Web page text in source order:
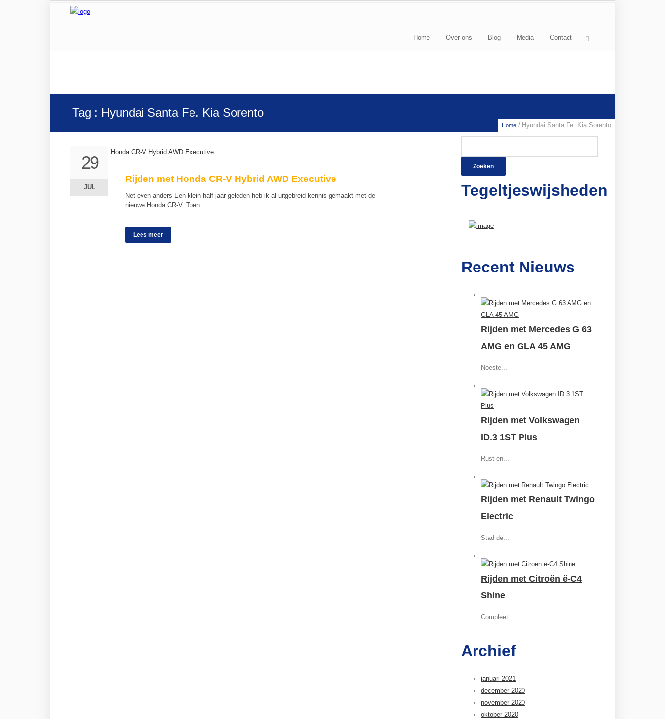
Home Over ons Blog Media Contact
Home / Hyundai Santa Fe. Kia Sorento
Tag : Hyundai Santa Fe. Kia Sorento
Rijden met Honda CR-V Hybrid AWD Executive
Net even anders Een klein half jaar geleden heb ik al uitgebreid kennis gemaakt met de
nieuwe Honda CR-V. Toen…
Lees meer
29
JUL
29
JUL Tegeltjeswijsheden
Recent Nieuws
Rijden met Mercedes G 63
AMG en GLA 45 AMG
Noeste...
Rijden met Volkswagen
ID.3 1ST Plus
Rust en...
Rijden met Renault Twingo
Electric
Stad de...
Rijden met Citroën ë-C4
Shine
Compleet...
Archief
januari 2021
december 2020
november 2020
oktober 2020